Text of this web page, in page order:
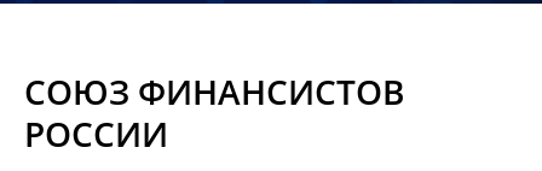
Материалы
СОЮЗ ФИНАНСИСТОВ
РОССИИ